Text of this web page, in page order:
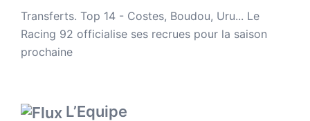
Transferts. Top 14 - Costes, Boudou, Uru... Le
Racing 92 officialise ses recrues pour la saison
prochaine
L’Equipe